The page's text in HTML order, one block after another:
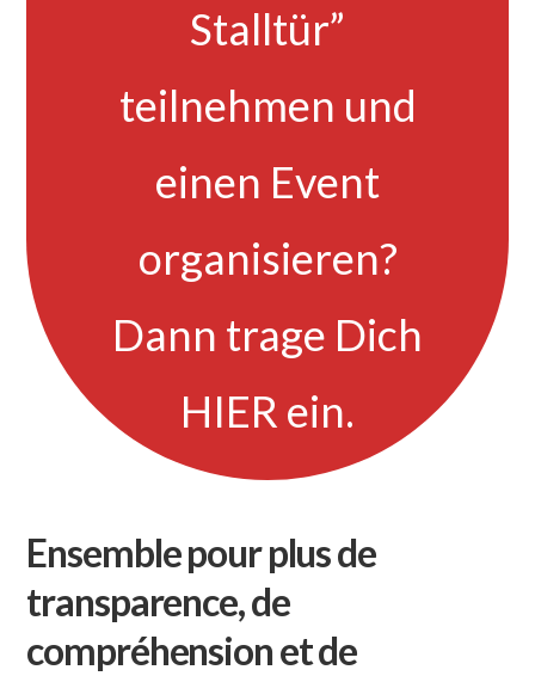
Stalltür”
teilnehmen und
einen Event
organisieren?
Dann trage Dich
HIER ein.
Ensemble pour plus de
transparence, de
compréhension et de